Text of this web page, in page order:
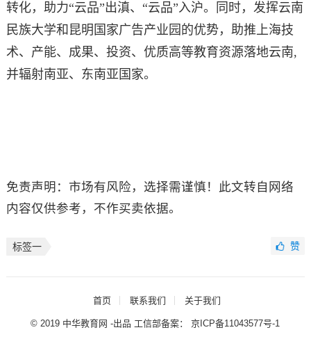
转化，助力“云品”出滇、“云品”入沪。同时，发挥云南
民族大学和昆明国家广告产业园的优势，助推上海技
术、产能、成果、投资、优质高等教育资源落地云南,
并辐射南亚、东南亚国家。
免责声明：市场有风险，选择需谨慎！此文转自网络
内容仅供参考，不作买卖依据。
标签一 赞
首页 联系我们 关于我们
© 2019 中华教育网 -出品 工信部备案：京ICP备11043577号-1